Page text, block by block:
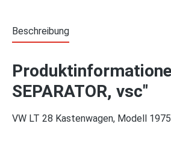
Beschreibung
SEPARATOR, vsc"
VW LT 28 Kastenwagen, Modell